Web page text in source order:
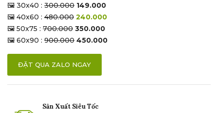
🖼 30x40 : 300.000 149.000
🖼 40x60 : 480.000 240.000
🖼 50x75 : 700.000 350.000
🖼 60x90 : 900.000 450.000
ĐẶT QUA ZALO NGAY
Sản Xuất Siêu Tốc